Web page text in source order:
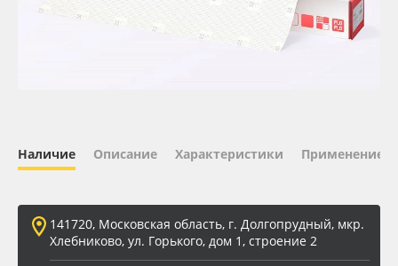
ПЭТ листовой
Вспененный ПВХ
Наличие Описание Характеристики Применение
141720, Московская область, г. Долгопрудный, мкр.
Хлебниково, ул. Горького, дом 1, строение 2